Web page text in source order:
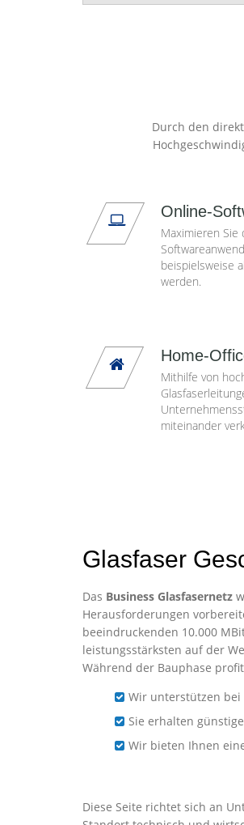
Durch den
Online-
Maximieren Sie
beispielsweise
werden.
Home-
Mithilfe von
miteinander
Glasfaser
Das Business Glasfasernetz
Herausforderungen
beeindruckenden 10.000
leistungsstärksten auf der
Während der Bauphase
Wir unterstützen bei
Sie erhalten
Wir bieten Ihnen
Diese Seite richtet sich an